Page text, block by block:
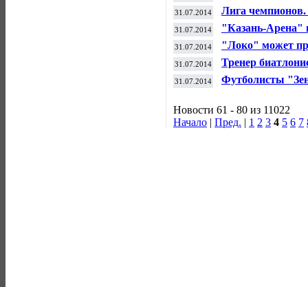
31.07.2014 Лига
31.07.2014
"Казань-Арена"
высшую
31.07.2014 "Локо" может
31.07.2014
Тренер
летний
31.07.2014
Футболисты
Новости 61 - 80 из 11022
Начало | Пред. | 1 2 3 4 5 6 7